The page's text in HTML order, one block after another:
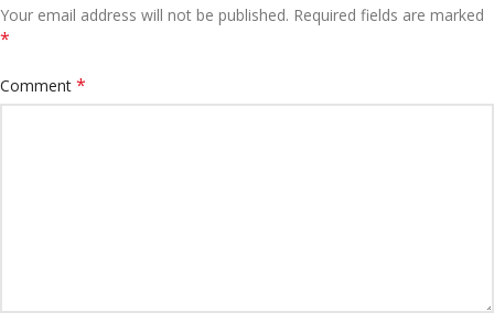
Your email address will not be published. Required fields are marked
*
Comment *